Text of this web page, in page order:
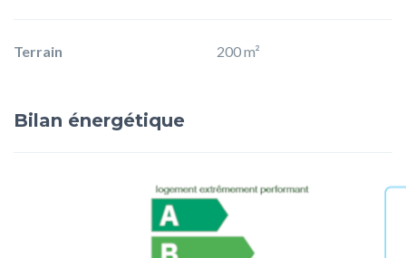
Terrain 200 m²
Bilan énergétique